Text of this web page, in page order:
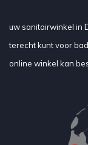
uw sanitairwinkel in
terecht kunt voor
online winkel kan